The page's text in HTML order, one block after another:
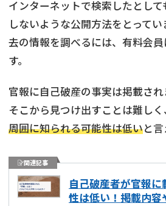
インターネットで検索したとし
しないような公開方法をとって
去の情報を調べるには、有料会
す。
官報に自己破産の事実は掲載さ
そこから見つけ出すことは難しく
周囲に知られる可能性は低いと
関連記事
自己破産者が官報
性は低い！掲載内